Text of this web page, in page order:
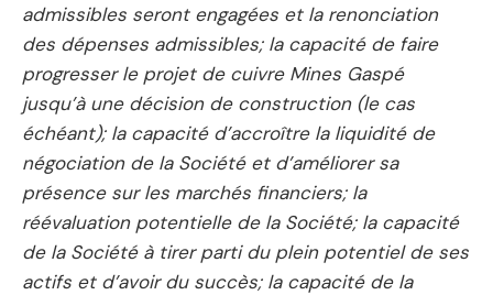
admissibles seront engagées et la renonciation
des dépenses admissibles; la capacité de faire
progresser le projet de cuivre Mines Gaspé
jusqu’à une décision de construction (le cas
échéant); la capacité d’accroître la liquidité de
négociation de la Société et d’améliorer sa
présence sur les marchés financiers; la
réévaluation potentielle de la Société; la capacité
de la Société à tirer parti du plein potentiel de ses
actifs et d’avoir du succès; la capacité de la